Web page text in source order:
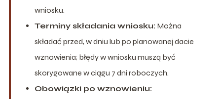
wniosku.
Terminy składania wniosku: Można
składać przed, w dniu lub po planowanej dacie
wznowienia; błędy w wniosku muszą być
skorygowane w ciągu 7 dni roboczych.
Obowiązki po wznowieniu: